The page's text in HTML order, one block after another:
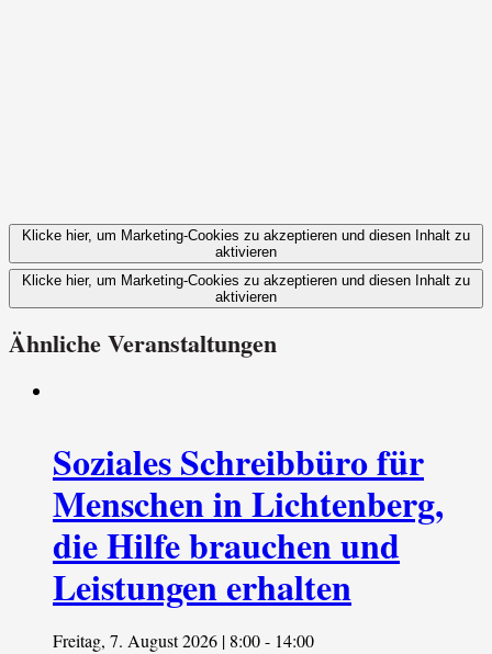
Klicke hier, um Marketing-Cookies zu akzeptieren und diesen Inhalt zu
aktivieren
Klicke hier, um Marketing-Cookies zu akzeptieren und diesen Inhalt zu
aktivieren
Ähnliche Veranstaltungen
Soziales Schreibbüro für
Menschen in Lichtenberg,
die Hilfe brauchen und
Leistungen erhalten
Freitag, 7. August 2026 | 8:00- 14:00